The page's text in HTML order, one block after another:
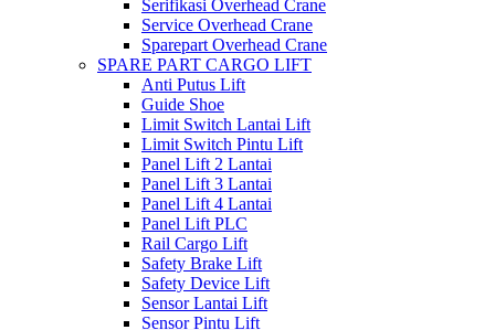
Serifikasi Overhead Crane
Service Overhead Crane
Sparepart Overhead Crane
SPARE PART CARGO LIFT
Anti Putus Lift
Guide Shoe
Limit Switch Lantai Lift
Limit Switch Pintu Lift
Panel Lift 2 Lantai
Panel Lift 3 Lantai
Panel Lift 4 Lantai
Panel Lift PLC
Rail Cargo Lift
Safety Brake Lift
Safety Device Lift
Sensor Lantai Lift
Sensor Pintu Lift